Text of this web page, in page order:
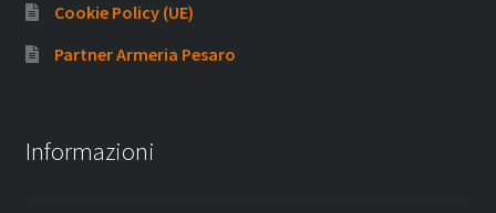
Cookie Policy (UE)
Partner Armeria Pesaro
Informazioni